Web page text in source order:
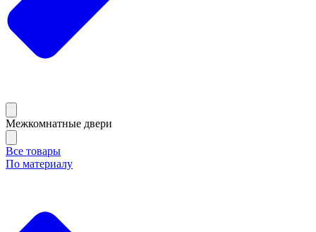
Межкомнатные двери
Все товары
По материалу